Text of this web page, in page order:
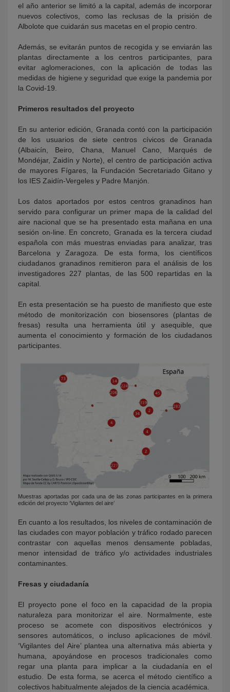
el año anterior se limitó a la capital, además de incorporar
nuevos colectivos, como las reclusas de la prisión de
Albolote que cuidarán sus macetas en el propio centro.
Además, se evitarán puntos de recogida y se enviarán las
plantas directamente a los centros participantes, para
evitar aglomeraciones, con la aplicación de todas las
medidas de higiene y seguridad que exige la pandemia por
la Covid-19.
Primeros resultados del proyecto
En su anterior edición, Granada contó con la participación
de los usuarios de siete centros cívicos de Granada
(Albaicín, Beiro, Chana, Manuel Cano, Marqués de
Mondéjar, Zaidín y Norte), el centro de participación activa
de mayores Fígares, la Fundación Secretariado Gitano y
los IES Zaidín-Vergeles y Padre Manjón.
Los datos aportados por estos centros granadinos han
servido para configurar un primer mapa de la calidad del
aire nacional que se ha presentado esta mañana en una
sesión on-line. En concreto, Granada es la tercera ciudad
española con más muestras enviadas para analizar, tras
Barcelona y Zaragoza. De esta forma, los científicos
ciudadanos granadinos remitieron para el análisis de los
investigadores 227 plantas, de las 500 repartidas en la
capital.
En esta presentación se ha puesto de manifiesto que este
método de monitorización con biosensores (plantas de
fresas) resulta una herramienta útil y asequible, que
aumenta el conocimiento y formación de los ciudadanos
participantes.
Muestras aportadas por cada una de las zonas participantes en la primera
edición del proyecto ‘Vigilantes del aire’
En cuanto a los resultados, los niveles de contaminación de
las ciudades con mayor población y tráfico rodado parecen
contrastar con aquellas menos densamente pobladas,
menor intensidad de tráfico y/o actividades industriales
contaminantes.
Fresas y ciudadanía
El proyecto pone el foco en la capacidad de la propia
naturaleza para monitorizar el aire. Normalmente, este
proceso se acomete con dispositivos electrónicos y
sensores automáticos, o incluso aplicaciones de móvil.
‘Vigilantes del Aire’ plantea una alternativa más abierta y
humana, apoyándose en procesos tradicionales como
regar una planta para implicar a la ciudadanía en el
estudio. De esta forma, se acerca el método científico a
colectivos habitualmente alejados de la ciencia académica.